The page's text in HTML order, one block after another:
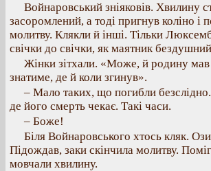
Войнаровський зніяковів. Хвилину
засоромлений, а тоді пригнув коліно і
молитву. Клякли й інші. Тільки
свічки до свічки, як маятник
Жінки зітхали. «Може, й родину мав
знатиме, де й коли згинув».
– Мало таких, що погибли
де його смерть чекає. Такі часи.
– Боже!
Біля Войнаровського хтось кляк.
Підождав, заки скінчила молитву. Поміг
мовчали хвилину.